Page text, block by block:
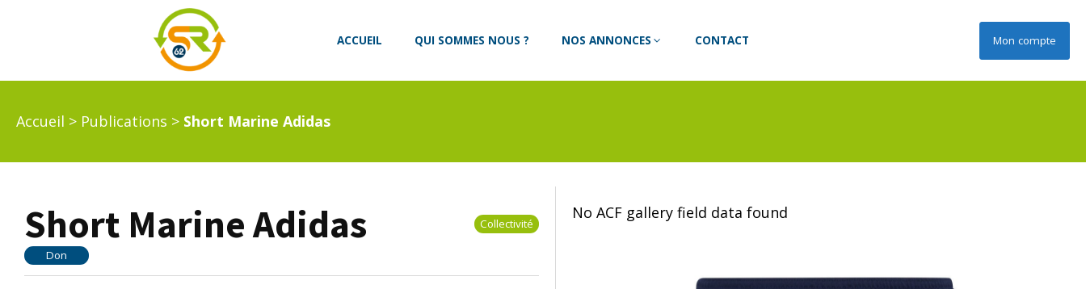
ACCUEIL QUI SOMMES NOUS ? NOS ANNONCES CONTACT Mon compte
Accueil > Publications > Short Marine Adidas
Short Marine Adidas Collectivité
Don
No ACF gallery field data found